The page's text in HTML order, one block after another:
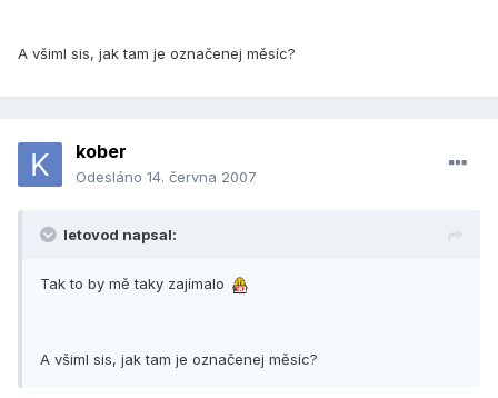
A všiml sis, jak tam je označenej měsíc?
kober
Odesláno 14. června 2007
letovod napsal:
Tak to by mě taky zajímalo
A všiml sis, jak tam je označenej měsíc?